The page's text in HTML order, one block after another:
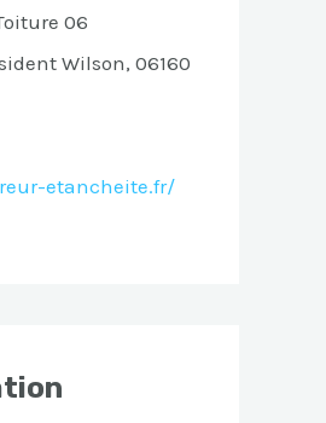
06
Wilson, 06160
etancheite.fr/